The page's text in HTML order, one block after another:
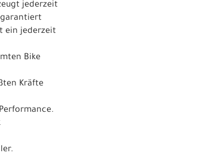
jederzeit
garantiert
ein jederzeit
Bike
Kräfte